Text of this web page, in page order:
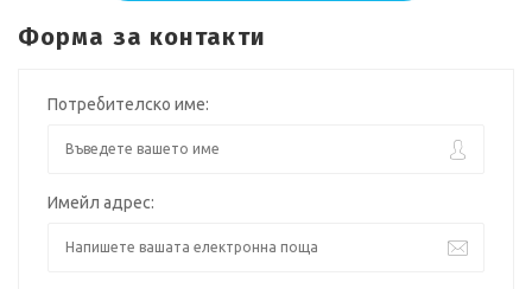
Форма за контакти
Потребителско име:
Имейл адрес: